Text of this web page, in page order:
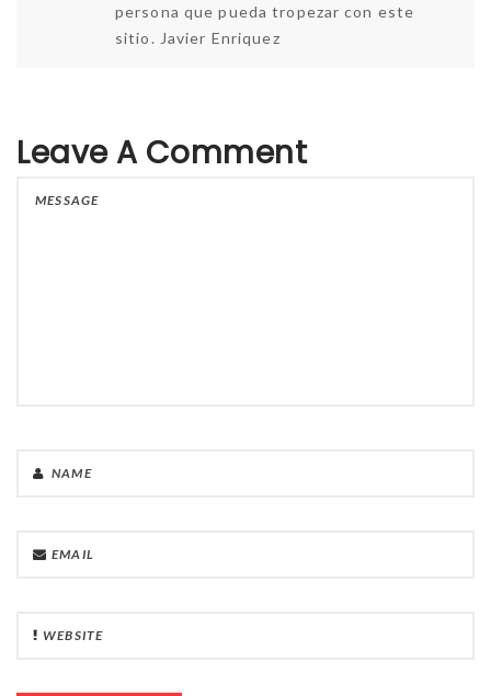
persona que pueda tropezar con este
sitio. Javier Enriquez
Leave A Comment